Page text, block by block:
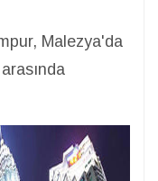
Malezya'da